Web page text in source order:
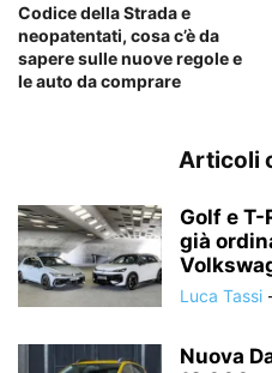
Codice della Strada e
neopatentati, cosa c’è da
sapere sulle nuove regole e
le auto da comprare
Articoli
Golf e T-
già
Luca Tassi
Nuova